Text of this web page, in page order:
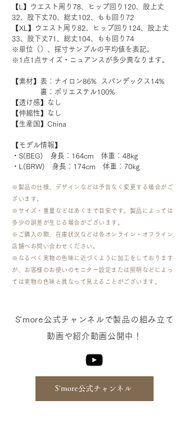
【L】ウエスト周り78、ヒップ回り120、股上丈
32、股下丈70、総丈102、もも回り72
【XL】ウエスト周り82、ヒップ回り124、股上丈
33、股下丈71、総丈104、もも回り74
※単位（）、採寸サンプルの平均値を表記。
※1点1点サイズ・ニュアンスが多少異なります。
【素材】表：ナイロン86%  スパンデックス14%
            裏：ポリエステル100%
【透け感】なし
【伸縮性】なし
【生産国】China
【モデル情報】
・S(BEG)　身長：164cm　体重：48kg
・L(BRW)　身長：174cm　体重：70kg
※製品の仕様、デザインなどは予告なく変更する場合がご
ざいます。
※サイズ・重量などはあくまで目安です。製品によっては
多少の誤差が生じる場合がございます。
​※ご購入の際、在庫状況などは各オンライン・オフライン
店舗へお問い合わせください。
※なるべく実物の色味に近づくように加工をしております
が、お客様のお使いのモニター設定または照明などによっ
ては実物の色味と異なって見えることがございます。
​S'more公式チャンネルで製品の組み立て
動画や紹介動画公開中！
S'more公式チャンネル